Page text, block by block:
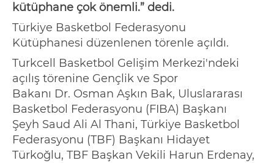
kütüphane çok önemli.” dedi.
Türkiye Basketbol Federasyonu
Kütüphanesi düzenlenen törenle açıldı.
Turkcell Basketbol Gelişim Merkezi'ndeki
açılış törenine Gençlik ve Spor
Bakanı Dr. Osman Aşkın Bak, Uluslararası
Basketbol Federasyonu (FIBA) Başkanı
Şeyh Saud Ali Al Thani, Türkiye Basketbol
Federasyonu (TBF) Başkanı Hidayet
Türkoğlu, TBF Başkan Vekili Harun Erdenay,